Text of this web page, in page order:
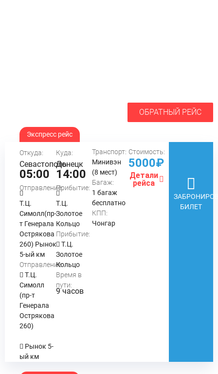
ОБРАТНЫЙ РЕЙС
Экспресс рейс
Откуда:
Севастополь
05:00
Отправление:
Т.Ц.
Симолл(пр-
т Генерала
Острякова
260) Рынок
5-ый км
Отправление:
Т.Ц.
Симолл
(пр-т
Генерала
Острякова
260)
Рынок 5-
ый км
Куда:
Донецк
14:00
Прибытие:
Т.Ц.
Золотое
Кольцо
Прибытие:
Т.Ц.
Золотое
Кольцо
Время в
пути:
9 часов
Транспорт:
Минивэн
(8 мест)
Багаж:
1 багаж
бесплатно
КПП:
Чонгар
Стоимость:
5000₽
Детали
рейса
БИЛЕТ